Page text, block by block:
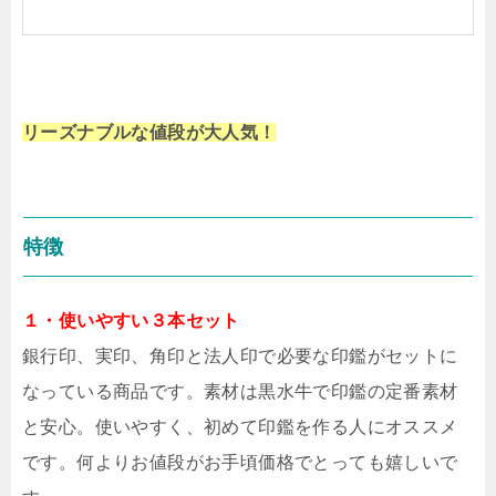
リーズナブルな値段が大人気！
特徴
１・使いやすい３本セット
銀行印、実印、角印と法人印で必要な印鑑がセットに
なっている商品です。素材は黒水牛で印鑑の定番素材
と安心。使いやすく、初めて印鑑を作る人にオススメ
です。何よりお値段がお手頃価格でとっても嬉しいで